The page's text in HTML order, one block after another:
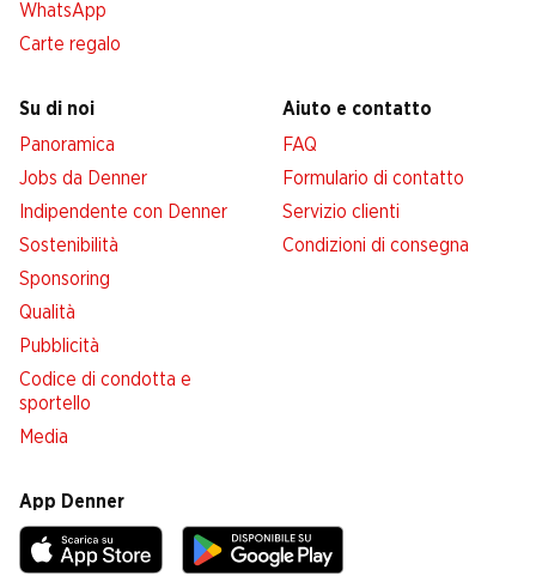
WhatsApp
Carte regalo
Su di noi
Panoramica
Jobs da Denner
Indipendente con Denner
Sostenibilità
Sponsoring
Qualità
Pubblicità
Codice di condotta e
sportello
Media
Aiuto e contatto
FAQ
Formulario di contatto
Servizio clienti
Condizioni di consegna
App Denner